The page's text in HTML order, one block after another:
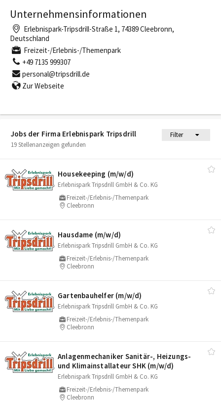
Jobs der Firma Erlebnispark Tripsdrill
Filter
19 Stellenanzeigen gefunden
Housekeeping (m/​w/​d)
Erlebnispark Tripsdrill GmbH & Co. KG
Freizeit-/Erlebnis-/Themenpark
Cleebronn
Hausdame (m/​w/​d)
Erlebnispark Tripsdrill GmbH & Co. KG
Freizeit-/Erlebnis-/Themenpark
Cleebronn
Gartenbauhelfer (m/​w/​d)
Erlebnispark Tripsdrill GmbH & Co. KG
Freizeit-/Erlebnis-/Themenpark
Cleebronn
Anlagenmechaniker Sanitär-, Heizungs-
und Klimainstallateur SHK (m/​w/​d)
Erlebnispark Tripsdrill GmbH & Co. KG
Freizeit-/Erlebnis-/Themenpark
Cleebronn
Unternehmensinformationen
Erlebnispark-Tripsdrill-Straße 1, 74389 Cleebronn,
Deutschland
Freizeit-/Erlebnis-/Themenpark
+49 7135 999307
personal@tripsdrill.de
Zur Webseite